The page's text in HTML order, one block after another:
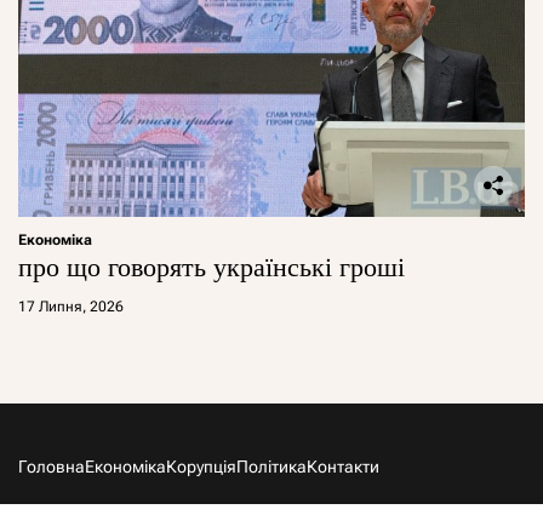
Економіка
про що говорять українські гроші
17 Липня, 2026
ГоловнаЕкономікаКорупціяПолітикаКонтакти